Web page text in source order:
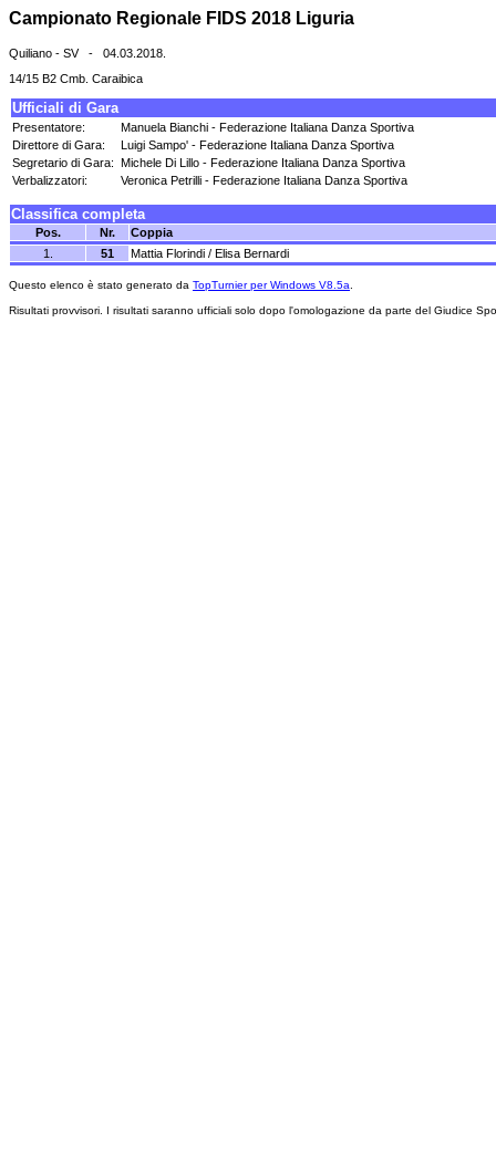
Campionato Regionale FIDS 2018 Liguria
Quiliano - SV - 04.03.2018.
14/15 B2 Cmb. Caraibica
Ufficiali di Gara
Presentatore:
Manuela Bianchi - Federazione Italiana Danza Sportiva
Direttore di Gara:
Luigi Sampo' - Federazione Italiana Danza Sportiva
Segretario di Gara:
Michele Di Lillo - Federazione Italiana Danza Sportiva
Verbalizzatori:
Veronica Petrilli - Federazione Italiana Danza Sportiva
Classifica completa
Pos. Nr.
Coppia
1.
51 Mattia Florindi / Elisa Bernardi
Questo elenco è stato generato da TopTurnier per Windows V8.5a
Risultati provvisori. I risultati saranno ufficiali solo dopo l'omologazione da parte del Giudice